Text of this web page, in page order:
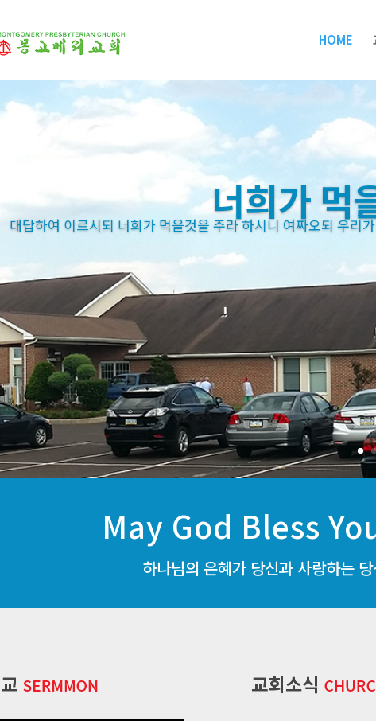
HOME
너희가 먹
대답하여 이르시되 너희가 먹을것을 주라 하시니 여짜오되 우리
대답하여 이르시되 너희가 먹을것을 주라 하시니 여짜오되 우리
May God Bless
하나님의 은혜가 당신과 사랑하는